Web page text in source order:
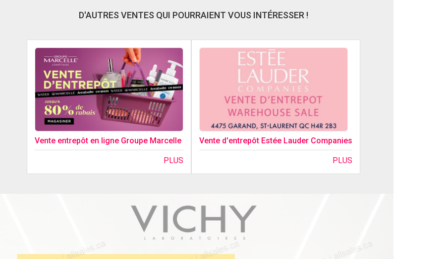
D'AUTRES VENTES QUI POURRAIENT VOUS INTÉRESSER !
Vente entrepôt en ligne Groupe Marcelle
PLUS
Vente d'entrepôt Estée Lauder Companies
PLUS